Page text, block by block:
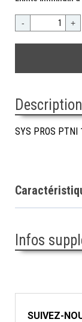
- +
Description
SYS PROS PTNI
Infos
SUIVEZ-